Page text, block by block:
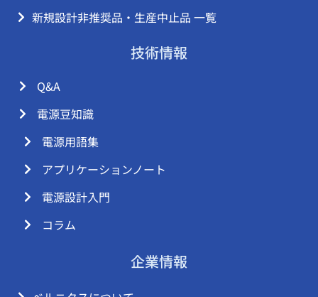
新規設計非推奨品・生産中止品 一覧
技術情報
Q&A
電源豆知識
電源用語集
アプリケーションノート
電源設計入門
コラム
企業情報